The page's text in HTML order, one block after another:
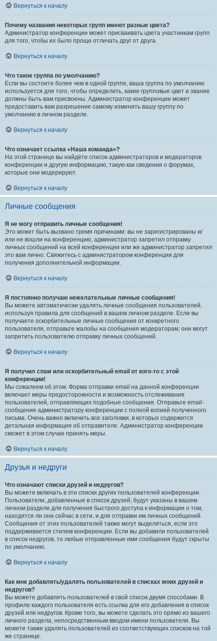
Вернуться к началу
Почему названия некоторых групп имеют разные цвета?
Администратор конференции может присваивать цвета участникам групп
для того, чтобы их было проще отличать друг от друга.
Вернуться к началу
Что такое группа по умолчанию?
Если вы состоите более чем в одной группе, ваша группа по умолчанию
используется для того, чтобы определить, какие групповые цвет и звание
должны быть вам присвоены. Администратор конференции может
предоставить вам разрешение самому изменять вашу группу по
умолчанию в личном разделе.
Вернуться к началу
Что означает ссылка «Наша команда»?
На этой странице вы найдёте список администраторов и модераторов
конференции и другую информацию, такую как сведения о форумах,
которые они модерируют.
Вернуться к началу
Личные сообщения
Я не могу отправить личные сообщения!
Это может быть вызвано тремя причинами: вы не зарегистрированы и/
или не вошли на конференцию, администратор запретил отправку
личных сообщений на всей конференции или же администратор запретил
это вам лично. Свяжитесь с администратором конференции для
получения дополнительной информации.
Вернуться к началу
Я постоянно получаю нежелательные личные сообщения!
Вы можете автоматически удалять личные сообщения пользователей,
используя правила для сообщений в вашем личном разделе. Если вы
получаете оскорбительные личные сообщения от конкретного
пользователя, отправьте жалобы на сообщения модераторам; они могут
запретить пользователю отправку личных сообщений.
Вернуться к началу
Я получил спам или оскорбительный email от кого-то с этой
конференции!
Мы сожалеем об этом. Форма отправки email на данной конференции
включает меры предосторожности и возможность отслеживания
пользователей, отправляющих подобные сообщения. Отправьте email-
сообщение администратору конференции с полной копией полученного
письма. Очень важно включить все заголовки, в которых содержится
детальная информация об отправителе. Администратор конференции
сможет в этом случае принять меры.
Вернуться к началу
Друзья и недруги
Что означают списки друзей и недругов?
Вы можете включать в эти списки других пользователей конференции.
Пользователи, добавленные в список друзей, будут указаны в вашем
личном разделе для получения быстрого доступа к информации о том,
находятся ли они сейчас в сети, и для отправки им личных сообщений.
Сообщения от этих пользователей также могут выделяться, если это
поддерживается стилем конференции. Если вы добавили пользователей
в список недругов, то любые отправленные ими сообщения будут скрыты
по умолчанию.
Вернуться к началу
Как мне добавлять/удалять пользователей в списках моих друзей и
недругов?
Вы можете добавлять пользователей в свой список двумя способами. В
профиле каждого пользователя есть ссылка для его добавления в список
друзей или недругов. Кроме того, вы можете сделать это прямо из вашего
личного раздела, непосредственным вводом имени пользователя. Вы
можете также удалять пользователей из соответствующих списков на той
же странице.